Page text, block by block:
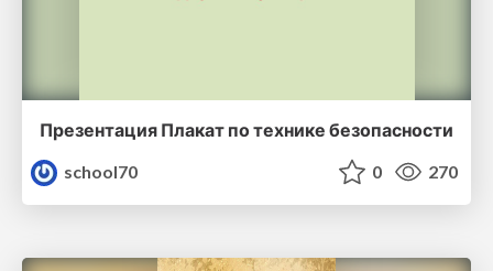
Презентация Плакат по технике безопасности
school70
0 270